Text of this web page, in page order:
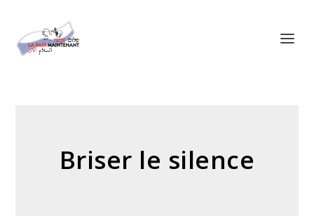
Briser le silence